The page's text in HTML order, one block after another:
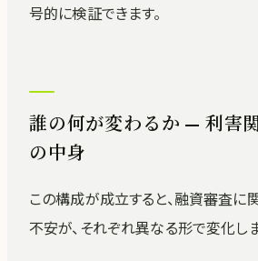
号的に検証できます。
誰の何が変わるか — 利害
の中身
この構成が成立すると、融資審査に
不安が、それぞれ異なる形で変化しま